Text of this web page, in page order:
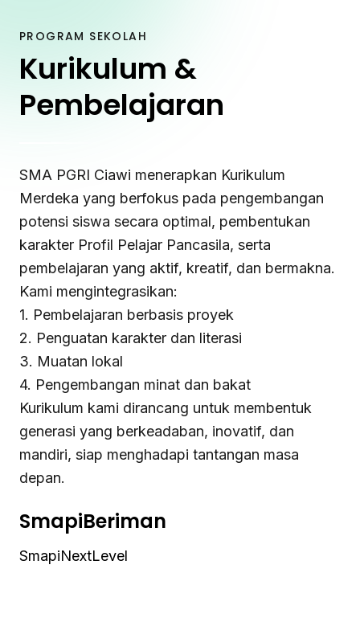
PROGRAM SEKOLAH
Kurikulum &
Pembelajaran
SMA PGRI Ciawi menerapkan Kurikulum
Merdeka yang berfokus pada pengembangan
potensi siswa secara optimal, pembentukan
karakter Profil Pelajar Pancasila, serta
pembelajaran yang aktif, kreatif, dan bermakna.
Kami mengintegrasikan:
1. Pembelajaran berbasis proyek
2. Penguatan karakter dan literasi
3. Muatan lokal
4. Pengembangan minat dan bakat
Kurikulum kami dirancang untuk membentuk
generasi yang berkeadaban, inovatif, dan
mandiri, siap menghadapi tantangan masa
depan.
SmapiBeriman
SmapiNextLevel